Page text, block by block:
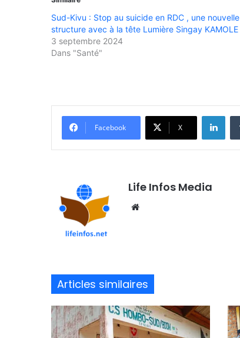
Sud-Kivu : Stop au suicide en RDC , une nouvelle
structure avec à la tête Lumière Singay KAMOLE
3 septembre 2024
Dans "Santé"
Facebook X
Life Infos Media
Articles similaires